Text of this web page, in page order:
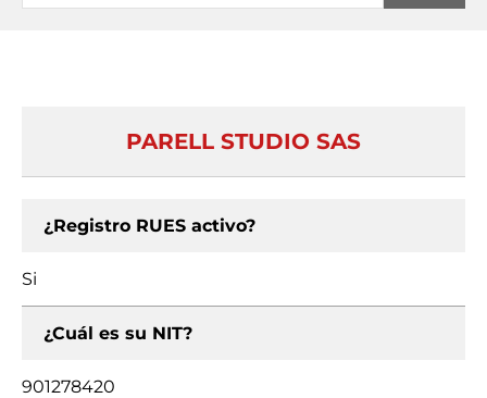
PARELL STUDIO SAS
¿Registro RUES activo?
Si
¿Cuál es su NIT?
901278420